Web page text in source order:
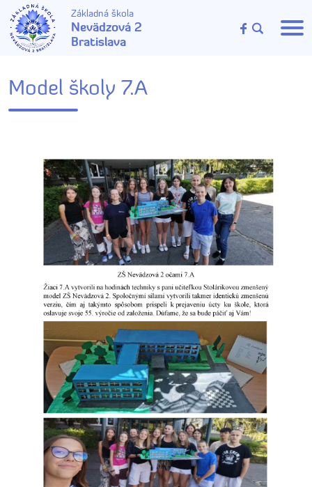
Základná škola
Nevädzová 2
Bratislava
Model školy 7.A